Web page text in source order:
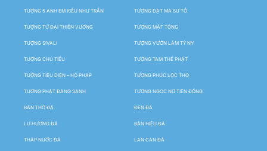
TƯỢNG 5 ANH EM KIỀU NHƯ TRẦN TƯỢNG ĐẠT MA SƯ TỔ
TƯỢNG TỨ ĐẠI THIÊN VƯƠNG TƯỢNG MẬT TÔNG
TƯỢNG SIVALI TƯỢNG VƯỜN LÂM TỲ NY
TƯỢNG CHÚ TIỂU TƯỢNG TAM THẾ PHẬT
TƯỢNG TIÊU DIỆN – HỘ PHÁP TƯỢNG PHÚC LỘC THỌ
TƯỢNG PHẬT ĐẢNG SANH TƯỢNG NGỌC NỮ TIÊN ĐỒNG
BÀN THỜ ĐÁ ĐÈN ĐÁ
LƯ HƯƠNG ĐÁ BẢN HIỆU ĐÁ
THÁP NƯỚC ĐÁ LAN CAN ĐÁ